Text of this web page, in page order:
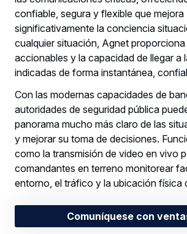
confiable, segura y flexible que mejora
significativamente la conciencia
cualquier situación, Agnet
accionables y la capacidad de llegar a
indicadas de forma instantánea,
Con las modernas capacidades de
autoridades de seguridad pública
panorama mucho más claro de las
y mejorar su toma de decisiones.
como la transmisión de video en vivo
comandantes en terreno monitorear
entorno, el tráfico y la ubicación física
Comuníquese con